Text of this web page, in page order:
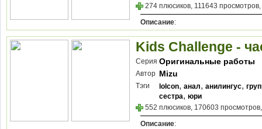
274 плюсиков, 111643
Описание:
Kids Challenge -
Серия Оригинальные работы
Автор Mizu
Тэги lolcon, анал, анилингус,
сестра, юри
552 плюсиков, 170603
Описание: